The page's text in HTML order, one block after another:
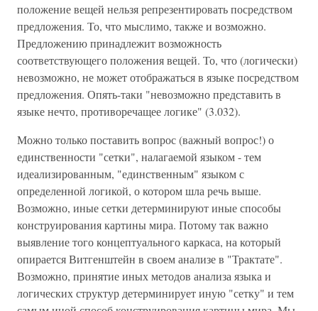
положение вещей нельзя репрезентировать посредством
предложения. То, что мыслимо, также и возможно.
Предложению принадлежит возможность
соответствующего положения вещей. То, что (логически)
невозможно, не может отображаться в языке посредством
предложения. Опять-таки "невозможно представить в
языке нечто, противоречащее логике" (3.032).
Можно только поставить вопрос (важный вопрос!) о
единственности "сетки", налагаемой языком - тем
идеализированным, "единственным" языком с
определенной логикой, о котором шла речь выше.
Возможно, иные сетки детерминируют иные способы
конструирования картины мира. Потому так важно
выявление того концептуального каркаса, на который
опирается Витгенштейн в своем анализе в "Трактате".
Возможно, принятие иных методов анализа языка и
логических структур детерминирует иную "сетку" и тем